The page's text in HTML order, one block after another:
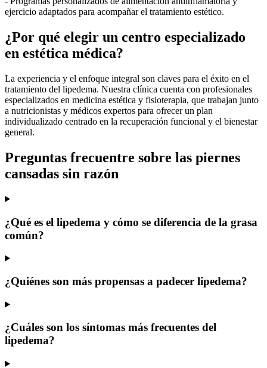
ejercicio adaptados para acompañar el tratamiento estético.
¿Por qué elegir un centro especializado
en estética médica?
La experiencia y el enfoque integral son claves para el éxito en el
tratamiento del lipedema. Nuestra clínica cuenta con profesionales
especializados en medicina estética y fisioterapia, que trabajan junto
a nutricionistas y médicos expertos para ofrecer un plan
individualizado centrado en la recuperación funcional y el bienestar
general.
Preguntas frecuentre sobre las piernes
cansadas sin razón
¿Qué es el lipedema y cómo se diferencia de la grasa
común?
¿Quiénes son más propensas a padecer lipedema?
¿Cuáles son los síntomas más frecuentes del
lipedema?